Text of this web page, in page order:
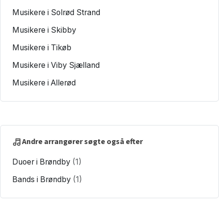
Musikere i Solrød Strand
Musikere i Skibby
Musikere i Tikøb
Musikere i Viby Sjælland
Musikere i Allerød
Andre arrangører søgte også efter
Duoer i Brøndby (1)
Bands i Brøndby (1)